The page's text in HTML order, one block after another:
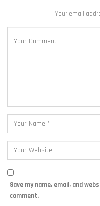
Your email
Save my name, email, and
comment.